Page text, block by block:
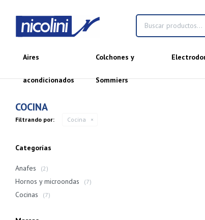
Aires
acondicionados
Colchones y
Sommiers
COCINA
Filtrando por:
Cocina
Categorías
Anafes (2)
Hornos y microondas (7)
Cocinas (7)